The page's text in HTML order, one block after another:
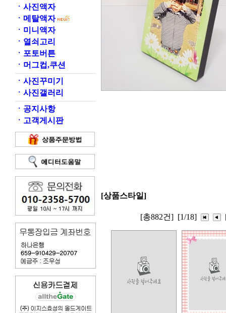
ㆍ 사진액자
ㆍ 메탈액자
ㆍ 미니액자
ㆍ 열쇠고리
ㆍ 포토버튼
ㆍ 머그컵,쿠션
ㆍ 사진꾸미기
ㆍ 사진갤러리
ㆍ 공지사항
ㆍ 고객게시판
[상품스타일]
[총882건] [1/18]